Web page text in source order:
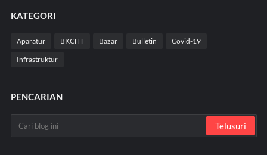
KATEGORI
Aparatur BKCHT Bazar Bulletin Covid-19
Infrastruktur
PENCARIAN